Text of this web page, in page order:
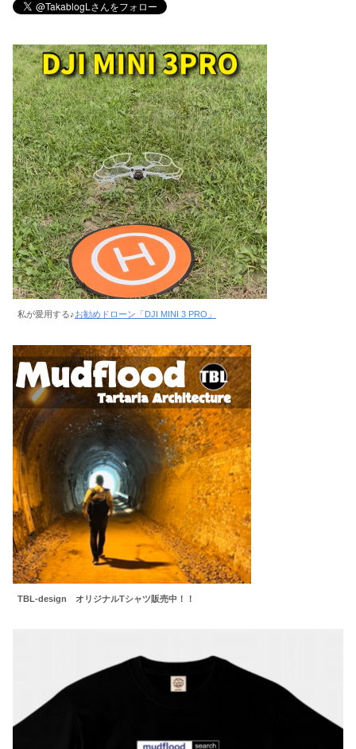
私が愛用する♪お勧めドローン「DJI MINI 3 PRO」
TBL-design オリジナルTシャツ販売中！！